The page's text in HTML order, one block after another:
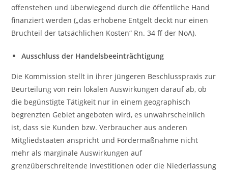
offenstehen und überwiegend durch die öffentliche Hand
finanziert werden („das erhobene Entgelt deckt nur einen
Bruchteil der tatsächlichen Kosten“ Rn. 34 ff der NoA).
Ausschluss der Handelsbeeinträchtigung
Die Kommission stellt in ihrer jüngeren Beschlusspraxis zur
Beurteilung von rein lokalen Auswirkungen darauf ab, ob
die begünstigte Tätigkeit nur in einem geographisch
begrenzten Gebiet angeboten wird, es unwahrscheinlich
ist, dass sie Kunden bzw. Verbraucher aus anderen
Mitgliedstaaten anspricht und Fördermaßnahme nicht
mehr als marginale Auswirkungen auf
grenzüberschreitende Investitionen oder die Niederlassung